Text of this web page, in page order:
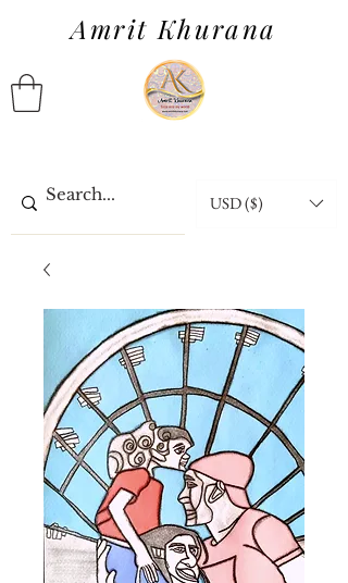
Amrit Khurana
USD ($)